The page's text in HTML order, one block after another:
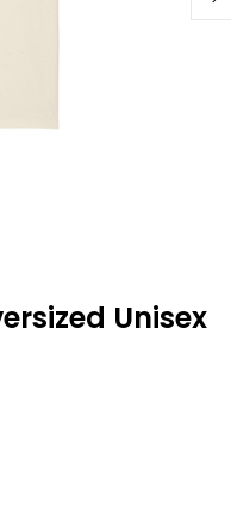
Unisex